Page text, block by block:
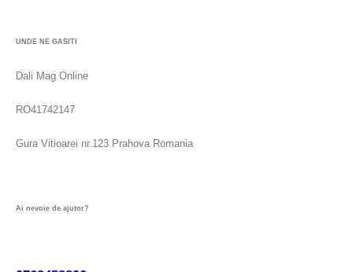
UNDE NE GASITI
Dali Mag Online
RO41742147
Gura Vitioarei nr.123 Prahova Romania
Ai nevoie de ajutor?